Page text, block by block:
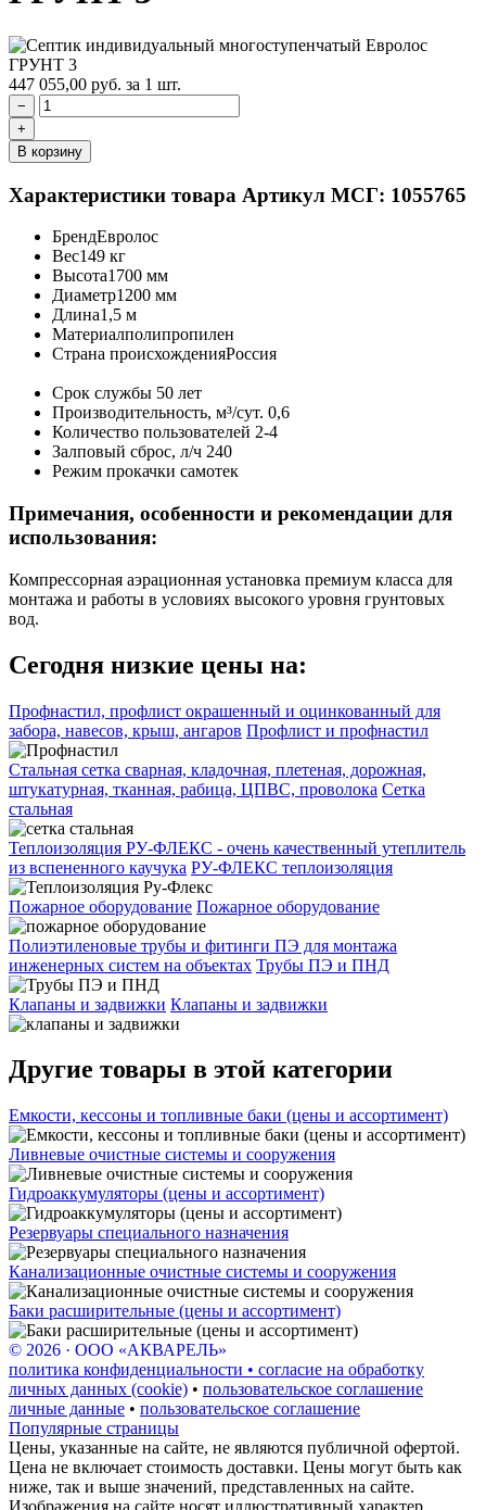
447 055,00 руб. за 1 шт.
−
+
В корзину
Характеристики товара Артикул МСГ: 1055765
БрендЕвролос
Вес149 кг
Высота1700 мм
Диаметр1200 мм
Длина1,5 м
Материалполипропилен
Страна происхожденияРоссия
Срок службы 50 лет
Производительность, м³/сут. 0,6
Количество пользователей 2-4
Залповый сброс, л/ч 240
Режим прокачки самотек
Примечания, особенности и рекомендации для
использования:
Компрессорная аэрационная установка премиум класса для
монтажа и работы в условиях высокого уровня грунтовых
вод.
Сегодня низкие цены на:
Профнастил, профлист окрашенный и оцинкованный для
забора, навесов, крыш, ангаров Профлист и профнастил
Стальная сетка сварная, кладочная, плетеная, дорожная,
штукатурная, тканная, рабица, ЦПВС, проволока Сетка
стальная
Теплоизоляция РУ-ФЛЕКС - очень качественный утеплитель
из вспененного каучука РУ-ФЛЕКС теплоизоляция
Пожарное оборудование Пожарное оборудование
Полиэтиленовые трубы и фитинги ПЭ для монтажа
инженерных систем на объектах Трубы ПЭ и ПНД
Клапаны и задвижки Клапаны и задвижки
Другие товары в этой категории
Емкости, кессоны и топливные баки (цены и ассортимент)
Ливневые очистные системы и сооружения
Гидроаккумуляторы (цены и ассортимент)
Резервуары специального назначения
Канализационные очистные системы и сооружения
Баки расширительные (цены и ассортимент)
© 2026 · ООО «АКВАРЕЛЬ»
политика конфиденциальности • согласие на обработку
личных данных (cookie) • пользовательское соглашение
личные данные • пользовательское соглашение
Популярные страницы
Цены, указанные на сайте, не являются публичной офертой.
Цена не включает стоимость доставки. Цены могут быть как
ниже, так и выше значений, представленных на сайте.